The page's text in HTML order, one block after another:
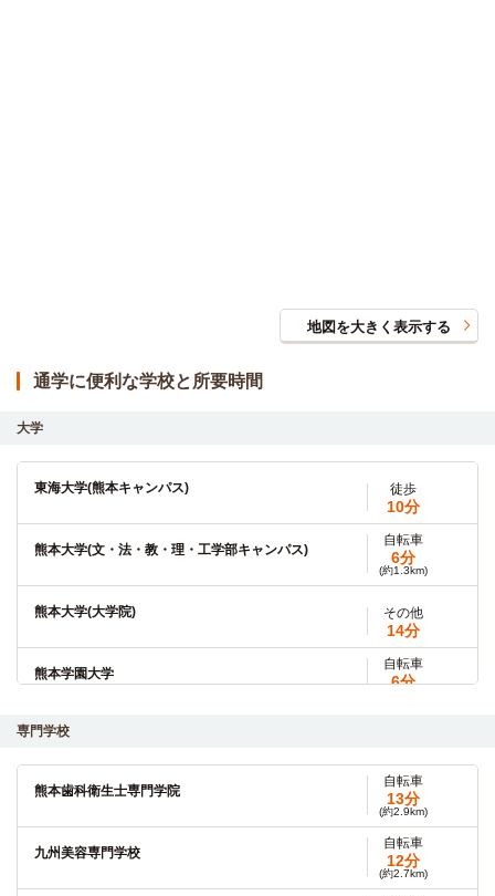
地図を大きく表示する
通学に便利な学校と所要時間
大学
東海大学(熊本キャンパス) 徒歩
10分
熊本大学(文・法・教・理・工学部キャンパス)
自転車
6分
(約1.3km)
熊本大学(大学院) その他
14分
熊本学園大学
自転車
6分
熊本学園大学(大学院)
熊本大学(薬学部キャンパス)
自転車
13分
(約3.1km)
九州ルーテル学院大学
自転車
12分
(約2.7km)
専門学校
熊本歯科衛生士専門学院
自転車
13分
(約2.9km)
九州美容専門学校
自転車
12分
(約2.7km)